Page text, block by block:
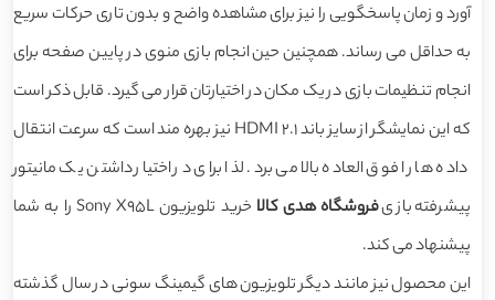
آورد و زمان پاسخگویی را نیز برای مشاهده واضح و بدون تاری حرکات سریع
به حداقل می رساند. همچنین حین انجام بازی منوی در پایین صفحه برای
انجام تنظیمات بازی در یک مکان در اختیارتان قرار می گیرد. قابل ذکر است
که این نمایشگر از سایز باند HDMI 2.1 نیز بهره مند است که سرعت انتقال
داده ها را فوق العاده بالا می برد. لذا برای در اختیار داشتن یک مانیتور
پیشرفته بازیفروشگاه هدی کالا
خرید تلویزیون Sony X95L را به شما
پیشنهاد می کند.
این محصول نیز مانند دیگر تلویزیون های گیمینگ سونی در سال گذشته